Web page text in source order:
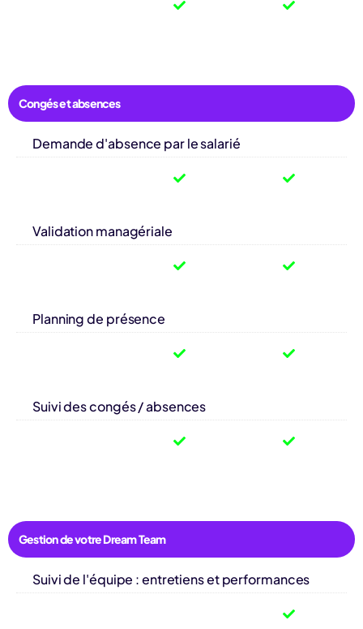
Congés et absences
Demande d'absence par le salarié
Validation managériale
Planning de présence
Suivi des congés / absences
Gestion de votre Dream Team
Suivi de l'équipe : entretiens et performances